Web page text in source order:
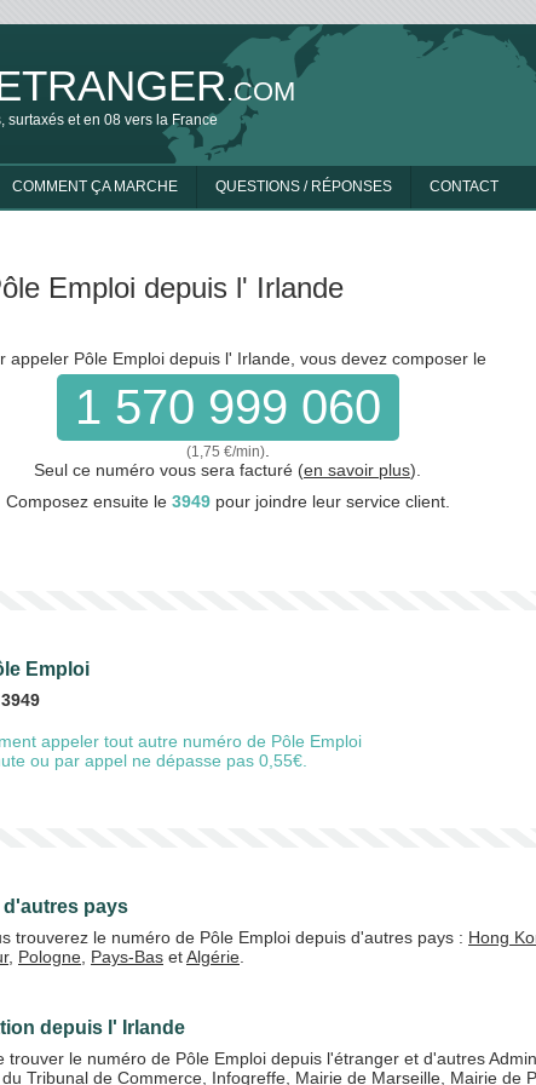
.COM
surtaxés et en 08 vers la France
COMMENT ÇA MARCHE QUESTIONS / RÉPONSES CONTACT
Emploi depuis l' Irlande
appeler Pôle Emploi depuis l' Irlande, vous devez composer le
1 570 999 060
(1,75 €/min).
Seul ce numéro vous sera facturé (en savoir plus).
Composez ensuite le 3949pour joindre leur service client.
Emploi
3949
appeler tout autre numéro de Pôle Emploi
ou par appel ne dépasse pas 0,55€.
pays
trouverez le numéro de Pôle Emploi depuis d'autres pays : Hong
, Pologne Pays-Bas etAlgérie
depuis l' Irlande
trouver le numéro de Pôle Emploi depuis l'étranger et d'autres
Tribunal de Commerce Infogreffe Mairie de Marseille Mairie de